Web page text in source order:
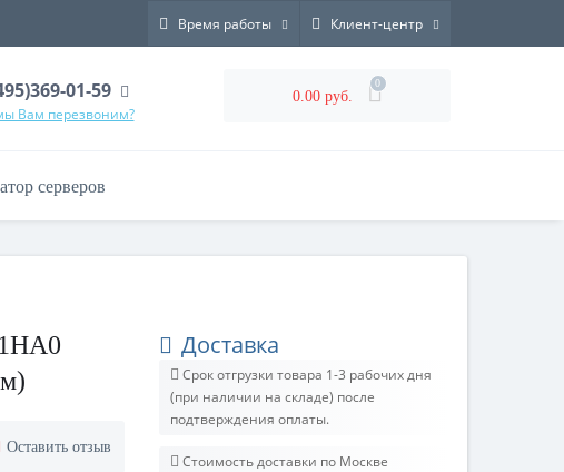
Время работы Клиент-центр
01-59
Вам перезвоним?
0.00 руб.
0
серверов
Оставить отзыв
Доставка
Срок отгрузки товара 1-3 рабочих дня
(при наличии на складе) после
подтверждения оплаты.
Стоимость доставки по Москве